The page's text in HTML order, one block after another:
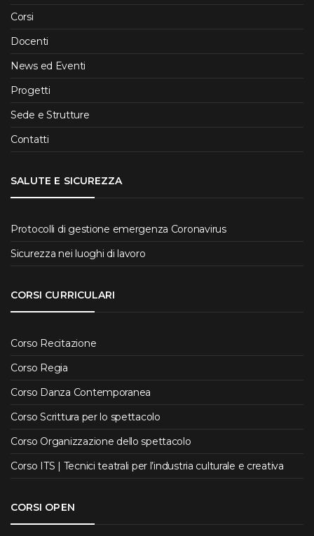
Corsi
Docenti
News ed Eventi
Progetti
Sede e Strutture
Contatti
SALUTE E SICUREZZA
Protocolli di gestione emergenza Coronavirus
Sicurezza nei luoghi di lavoro
CORSI CURRICULARI
Corso Recitazione
Corso Regia
Corso Danza Contemporanea
Corso Scrittura per lo spettacolo
Corso Organizzazione dello spettacolo
Corso ITS | Tecnici teatrali per l’industria culturale e creativa
CORSI OPEN